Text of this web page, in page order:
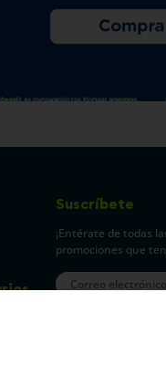
Suscríbete
¡Entérate de todas
promociones que